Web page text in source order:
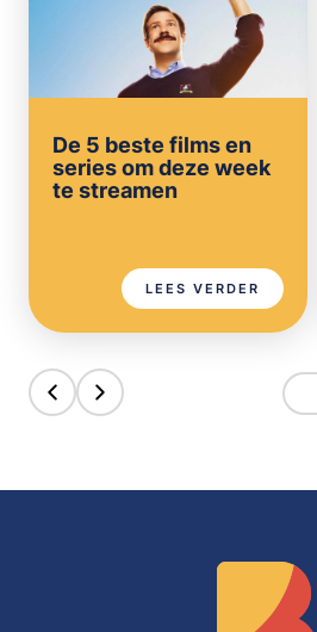
De 5 beste films en
series om deze week
te streamen
LEES VERDER